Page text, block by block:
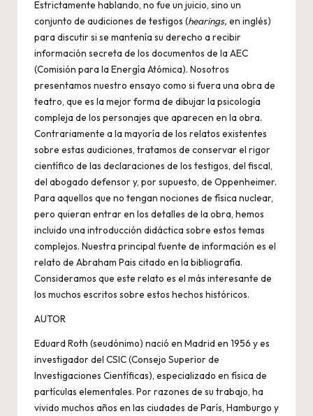
Estrictamente hablando, no fue un juicio, sino un
conjunto de audiciones de testigos (hearings, en inglés)
para discutir si se mantenía su derecho a recibir
información secreta de los documentos de la AEC
(Comisión para la Energía Atómica). Nosotros
presentamos nuestro ensayo como si fuera una obra de
teatro, que es la mejor forma de dibujar la psicología
compleja de los personajes que aparecen en la obra.
Contrariamente a la mayoría de los relatos existentes
sobre estas audiciones, tratamos de conservar el rigor
científico de las declaraciones de los testigos, del fiscal,
del abogado defensor y, por supuesto, de Oppenheimer.
Para aquellos que no tengan nociones de física nuclear,
pero quieran entrar en los detalles de la obra, hemos
incluido una introducción didáctica sobre estos temas
complejos. Nuestra principal fuente de información es el
relato de Abraham Pais citado en la bibliografía.
Consideramos que este relato es el más interesante de
los muchos escritos sobre estos hechos históricos.
AUTOR
Eduard Roth (seudónimo) nació en Madrid en 1956 y es
investigador del CSIC (Consejo Superior de
Investigaciones Científicas), especializado en física de
partículas elementales. Por razones de su trabajo, ha
vivido muchos años en las ciudades de París, Hamburgo y